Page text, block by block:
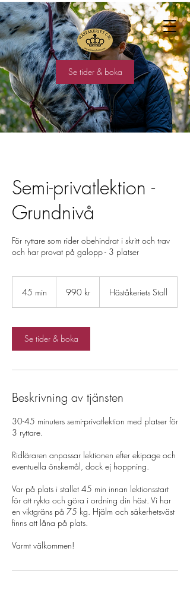
Se tider & boka
Semi-privatlektion -
Grundnivå
För ryttare som rider obehindrat i skritt och trav
och har provat på galopp - 3 platser
45 min
i
n
kronor990 kr Häståkeriets Stall
Se tider & boka
Beskrivning av tjänsten
30-45 minuters semi-privatlektion med platser för
3 ryttare.
Ridläraren anpassar lektionen efter ekipage och
eventuella önskemål, dock ej hoppning.
Var på plats i stallet 45 min innan lektionsstart
för att rykta och göra i ordning din häst. Vi har
en viktgräns på 75 kg. Hjälm och säkerhetsväst
finns att låna på plats.
Varmt välkommen!